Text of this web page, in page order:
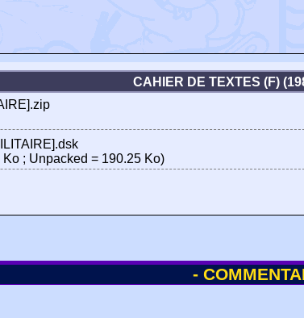
CAHIER DE TEXTES (F)
; Unpacked = 190.25 Ko)
-